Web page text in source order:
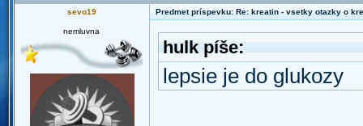
sevo19 Predmet príspevku: Re: kreatin - vsetky otazky o
nemluvna
hulk píše:
lepsie je do glukozy